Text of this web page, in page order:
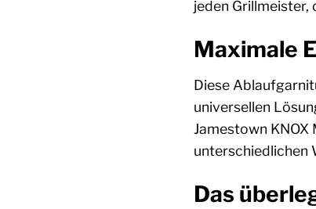
jeden
Maximale
Diese
universellen
Jamestown
unterschiedlichen
Das